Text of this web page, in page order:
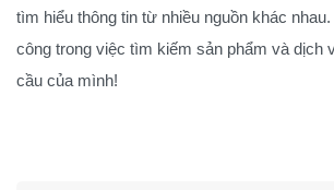
tìm hiểu thông tin từ nhiều nguồn khác
công trong việc tìm kiếm sản phẩm và dịch
cầu của mình!